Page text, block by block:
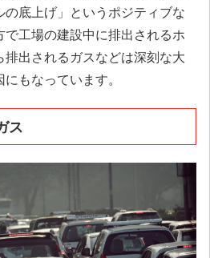
底上げ」というポジティブな
工場の建設中に排出されるホ
出されるガスなどは深刻な大
もなっています。
ス